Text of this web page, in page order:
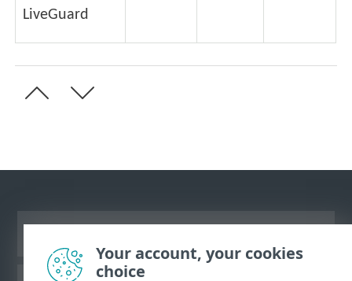
LiveGuard
Your account, your cookies
choice